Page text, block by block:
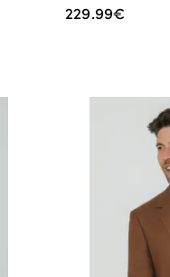
229.99€